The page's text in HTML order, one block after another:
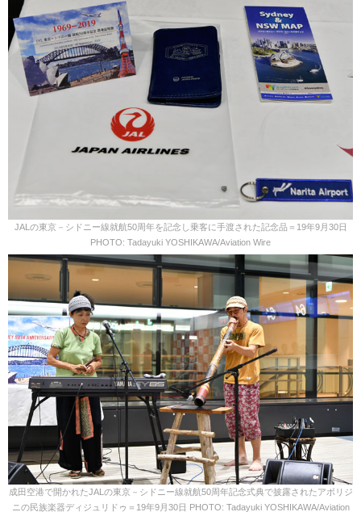
JALの東京－シドニー線就航50周年を記念し乗客に手渡された記念品＝19年9月30日
PHOTO: Tadayuki YOSHIKAWA/Aviation Wire
成田空港で開かれたJALの東京－シドニー線就航50周年記念式典で披露されたアボリジ
ニの民族楽器ディジュリドゥ＝19年9月30日 PHOTO: Tadayuki YOSHIKAWA/Aviation